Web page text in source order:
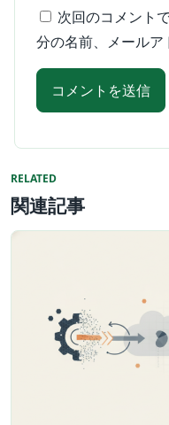
次回のコメント
分の名前、メールア
RELATED
関連記事